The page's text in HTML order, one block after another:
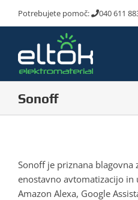
Potrebujete pomoč: 040 611
Sonoff
Sonoff je priznana
enostavno avtomatizacijo in
Amazon Alexa, Google